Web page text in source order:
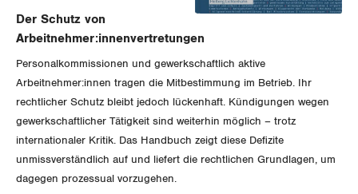
Invalidenversicherung
Unfallversicherung
Gesundheit
Post
Kommunikation und Medien
Gleichstellung von Frauen und Männern
MIGRATION
GEWERKSCHAFTSPOLITIK
SERVICE
DER SGB
Der Schutz von
Arbeitnehmer:innenvertretungen
Personalkommissionen und gewerkschaftlich aktive
Arbeitnehmer:innen tragen die Mitbestimmung im Betrieb. Ihr
rechtlicher Schutz bleibt jedoch lückenhaft. Kündigungen wegen
gewerkschaftlicher Tätigkeit sind weiterhin möglich – trotz
internationaler Kritik. Das Handbuch zeigt diese Defizite
unmissverständlich auf und liefert die rechtlichen Grundlagen, um
dagegen prozessual vorzugehen.